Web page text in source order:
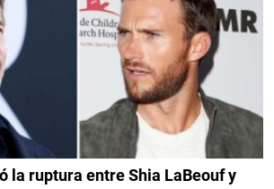
la ruptura entre Shia LaBeouf y